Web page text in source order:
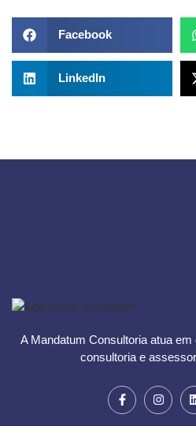
Facebook
LinkedIn
A Mandatum Consultoria atua
consultoria e